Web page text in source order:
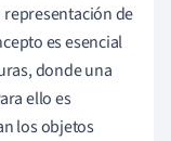
de
es esencial
donde una
ello es
los objetos